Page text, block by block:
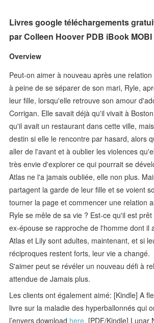
Livres google téléchargements
par Colleen Hoover PDB iBook MOBI
Overview
Peut-on aimer à nouveau après une
à peine de se séparer de son mari, Ryle,
leur fille, lorsqu'elle retrouve son amour
Corrigan. Elle savait déjà qu'il vivait à
qu'il avait un restaurant dans cette ville,
destin si elle le rencontre par hasard, alors
aller de l'avant et à oublier les violences
très envie d'explorer ce qui pourrait se
Atlas ne l'a jamais oubliée, elle non plus.
partagent la garde de leur fille et se voient
tourner la page et commencer une relation
Ryle se mêle de sa vie ? Est-ce qu'il est
ex-épouse se rapproche de l'homme dont il
Atlas et Lily sont adultes, maintenant, et si
réciproques restent forts, leur vie a changé.
S'aimer peut se révéler un nouveau défi à
attendue de Jamais plus.
Les clients ont également aimé: [Kindle] A
livre sur la maladie des hyperballonnés qui
l’envers download here, [PDF/Kindle] Lunar